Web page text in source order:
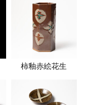
柿釉赤絵花生